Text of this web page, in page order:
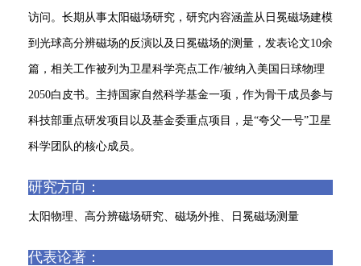
访问。长期从事太阳磁场研究，研究内容涵盖从日冕磁场建模
到光球高分辨磁场的反演以及日冕磁场的测量，发表论文10余
篇，相关工作被列为卫星科学亮点工作/被纳入美国日球物理
2050白皮书。主持国家自然科学基金一项，作为骨干成员参与
科技部重点研发项目以及基金委重点项目，是“夸父一号”卫星
科学团队的核心成员。
研究方向：
太阳物理、高分辨磁场研究、磁场外推、日冕磁场测量
代表论著：